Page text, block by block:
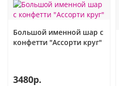
Шары с рисунком
Цифры и буквы
Гендер Пати
День рождения
Леди Баг
Лол
Большой именной шар с
конфетти "Ассорти круг"
3480р.